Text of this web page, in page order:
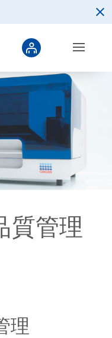
質管理
理